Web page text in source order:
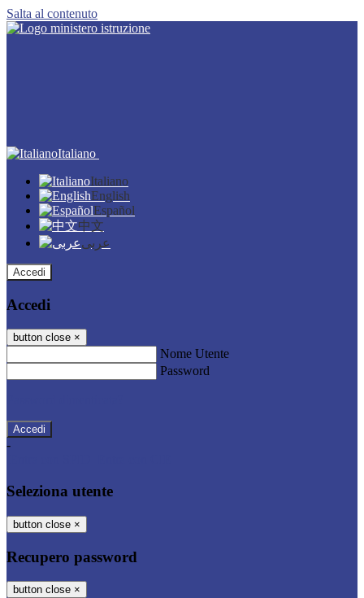
Salta al contenuto
Italiano
Italiano
English
Español
中文
عربى
Accedi
Accedi
button close ×
Nome Utente
Password
-
Seleziona utente
button close ×
Recupero password
button close ×